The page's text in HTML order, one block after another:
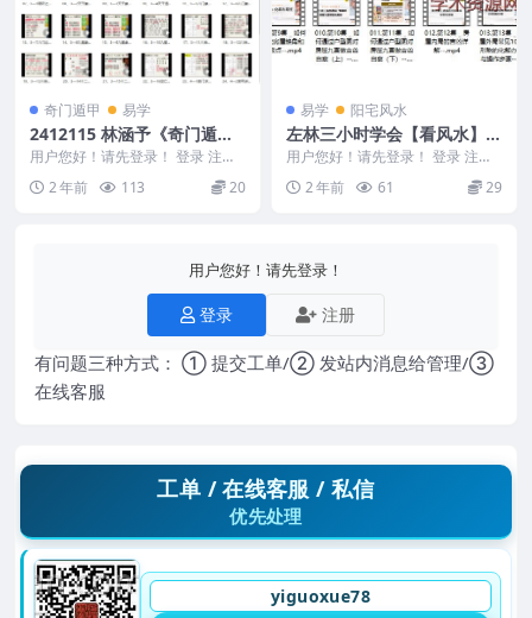
奇门遁甲 易学
2412115 林涵予《奇门遁甲
高级运筹课程》35集视频
用户您好！请先登录！ 登录 注册
5 林涵予《奇门遁甲高级运筹课
程》35集视频 ...
2 年前 113 20
易学 阳宅风水
左林三小时学会【看风水】合
集14集
用户您好！请先登录！ 登录 注册
左林三小时学会【看风水】合集14
集 24081...
2 年前 61 29
用户您好！请先登录！
登录 注册
有问题三种方式： ① 提交工单/② 发站内消息给管理/③
在线客服
工单 / 在线客服 / 私信
优先处理
yiguoxue78